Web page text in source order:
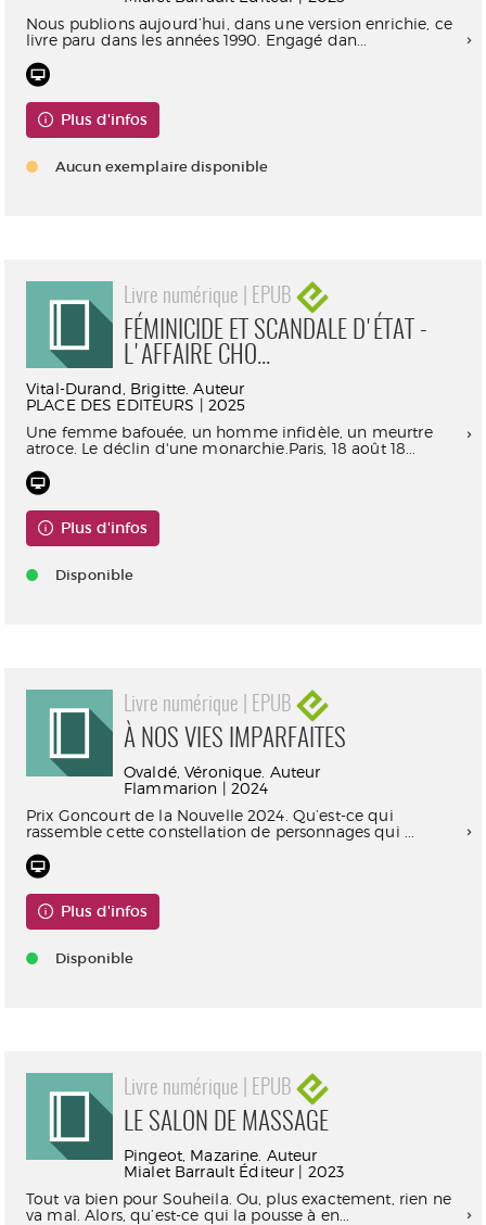
Nous publions aujourd’hui, dans une version enrichie, ce
livre paru dans les années 1990. Engagé dan...
Plus d'infos
Aucun exemplaire disponible
Livre numérique | EPUB
FÉMINICIDE ET SCANDALE D'ÉTAT -
L'AFFAIRE CHO...
Vital-Durand, Brigitte. Auteur
PLACE DES EDITEURS | 2025
Une femme bafouée, un homme infidèle, un meurtre
atroce. Le déclin d'une monarchie.Paris, 18 août 18...
Plus d'infos
Disponible
Livre numérique | EPUB
À NOS VIES IMPARFAITES
Ovaldé, Véronique. Auteur
Flammarion | 2024
Prix Goncourt de la Nouvelle 2024. Qu’est-ce qui
rassemble cette constellation de personnages qui ...
Plus d'infos
Disponible
Livre numérique | EPUB
LE SALON DE MASSAGE
Pingeot, Mazarine. Auteur
Mialet Barrault Éditeur | 2023
Tout va bien pour Souheila. Ou, plus exactement, rien ne
va mal. Alors, qu’est-ce qui la pousse à en...